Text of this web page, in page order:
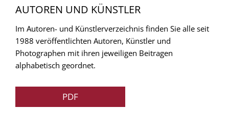
AUTOREN UND KÜNSTLER
Im Autoren- und Künstlerverzeichnis finden Sie alle seit
1988 veröffentlichten Autoren, Künstler und
Photographen mit ihren jeweiligen Beitragen
alphabetisch geordnet.
PDF